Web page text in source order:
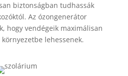
biztonságban tudhassák
Az ózongenerátor
hogy vendégeik maximálisan
környezetbe lehessenek.